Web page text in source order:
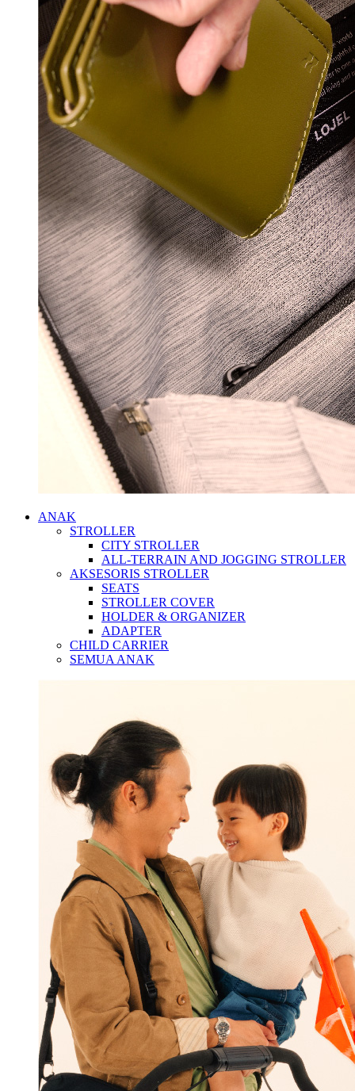
ANAK
STROLLER
CITY STROLLER
ALL-TERRAIN AND JOGGING STROLLER
AKSESORIS STROLLER
SEATS
STROLLER COVER
HOLDER & ORGANIZER
ADAPTER
CHILD CARRIER
SEMUA ANAK